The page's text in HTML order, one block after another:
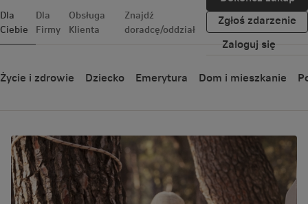
Dla
Ciebie
Dla
Firmy
Obsługa
Klienta
Znajdź
doradcę/oddział
Zgłoś zdarzenie
Zaloguj się
Życie i zdrowie Dziecko Emerytura Dom i mieszkanie